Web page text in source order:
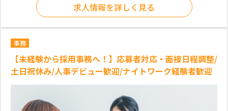
求人情報を詳しく見る
事務
【未経験から採用事務へ！】応募者対応・面接日程調整/
土日祝休み/人事デビュー歓迎/ナイトワーク経験者歓迎